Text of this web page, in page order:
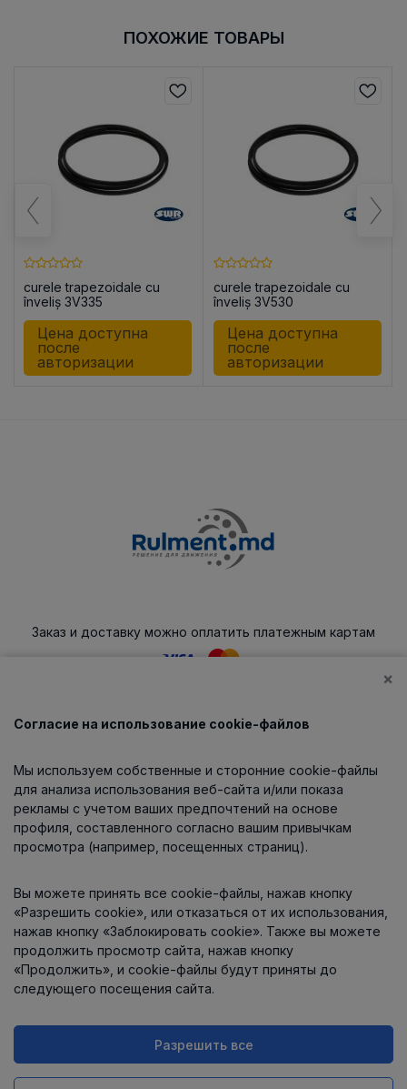
ПОХОЖИЕ ТОВАРЫ
curele trapezoidale cu
înveliș 3V335
Цена доступна
после
авторизации
curele trapezoidale cu
înveliș 3V530
Цена доступна
после
авторизации
Заказ и доставку можно оплатить платежным картам
Каталог
О компании
Информация
Контакты
Интернет-магазин работает
×
Согласие на использование cookie-файлов
Мы используем собственные и сторонние cookie-файлы
для анализа использования веб-сайта и/или показа
рекламы с учетом ваших предпочтений на основе
профиля, составленного согласно вашим привычкам
просмотра (например, посещенных страниц).
Вы можете принять все cookie-файлы, нажав кнопку
«Разрешить cookie», или отказаться от их использования,
нажав кнопку «Заблокировать cookie». Также вы можете
продолжить просмотр сайта, нажав кнопку
«Продолжить», и cookie-файлы будут приняты до
следующего посещения сайта.
Разрешить все